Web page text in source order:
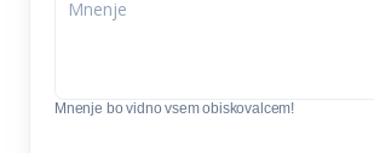
Mnenje bo vidno vsem obiskovalcem!